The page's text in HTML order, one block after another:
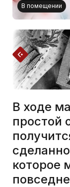
В помещении
В ходе
простой
которое